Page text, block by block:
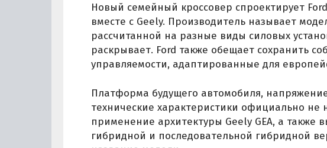
Новый семейный кроссовер спроектирует
вместе с Geely. Производитель называет
рассчитанной на разные виды силовых
раскрывает. Ford также обещает сохранить
управляемости, адаптированные для
Платформа будущего автомобиля,
технические характеристики официально не
применение архитектуры Geely GEA, а также
гибридной и последовательной гибридной